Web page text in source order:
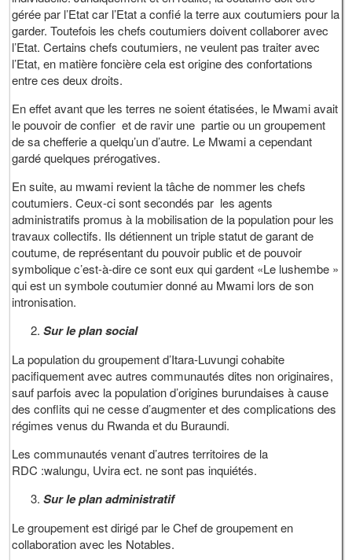
gérée par l’Etat car l’Etat a confié la terre aux coutumiers pour la
garder. Toutefois les chefs coutumiers doivent collaborer avec
l’Etat. Certains chefs coutumiers, ne veulent pas traiter avec
l’Etat, en matière foncière cela est origine des confortations
entre ces deux droits.
En effet avant que les terres ne soient étatisées, le Mwami avait
le pouvoir de confier et de ravir une partie ou un groupement
de sa chefferie a quelqu’un d’autre. Le Mwami a cependant
gardé quelques prérogatives.
En suite, au mwami revient la tâche de nommer les chefs
coutumiers. Ceux-ci sont secondés par les agents
administratifs promus à la mobilisation de la population pour les
travaux collectifs. Ils détiennent un triple statut de garant de
coutume, de représentant du pouvoir public et de pouvoir
symbolique c’est-à-dire ce sont eux qui gardent «Le lushembe »
qui est un symbole coutumier donné au Mwami lors de son
intronisation.
Sur le plan social
La population du groupement d’Itara-Luvungi cohabite
pacifiquement avec autres communautés dites non originaires,
sauf parfois avec la population d’origines burundaises à cause
des conflits qui ne cesse d’augmenter et des complications des
régimes venus du Rwanda et du Buraundi.
Les communautés venant d’autres territoires de la
RDC :walungu, Uvira ect. ne sont pas inquiétés.
Sur le plan administratif
Le groupement est dirigé par le Chef de groupement en
collaboration avec les Notables.